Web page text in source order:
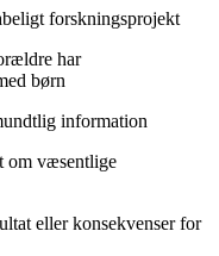
forskningsprojekt
har
børn
information
om væsentlige
eller konsekvenser for